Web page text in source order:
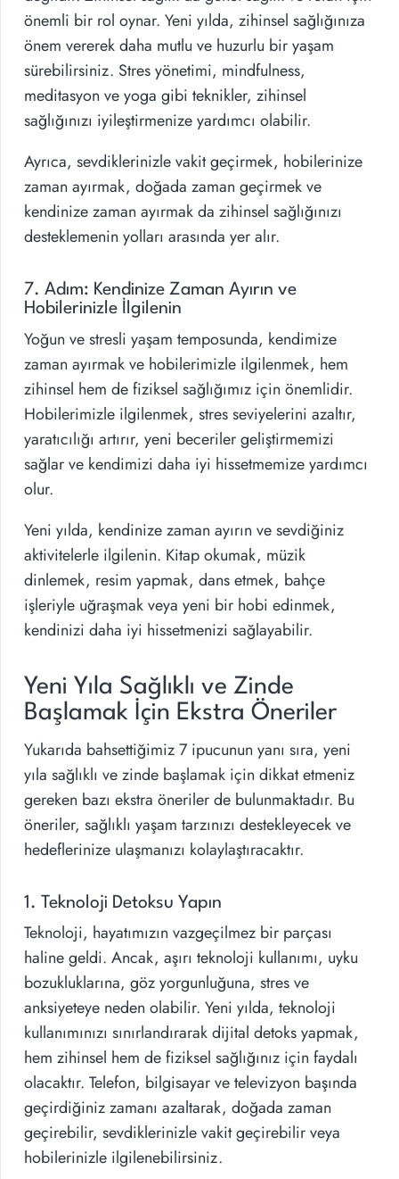
önemli bir rol oynar. Yeni yılda, zihinsel sağlığınıza
önem vererek daha mutlu ve huzurlu bir yaşam
sürebilirsiniz. Stres yönetimi, mindfulness,
meditasyon ve yoga gibi teknikler, zihinsel
sağlığınızı iyileştirmenize yardımcı olabilir.
Ayrıca, sevdiklerinizle vakit geçirmek, hobilerinize
zaman ayırmak, doğada zaman geçirmek ve
kendinize zaman ayırmak da zihinsel sağlığınızı
desteklemenin yolları arasında yer alır.
7. Adım: Kendinize Zaman Ayırın ve
Hobilerinizle İlgilenin
Yoğun ve stresli yaşam temposunda, kendimize
zaman ayırmak ve hobilerimizle ilgilenmek, hem
zihinsel hem de fiziksel sağlığımız için önemlidir.
Hobilerimizle ilgilenmek, stres seviyelerini azaltır,
yaratıcılığı artırır, yeni beceriler geliştirmemizi
sağlar ve kendimizi daha iyi hissetmemize yardımcı
olur.
Yeni yılda, kendinize zaman ayırın ve sevdiğiniz
aktivitelerle ilgilenin. Kitap okumak, müzik
dinlemek, resim yapmak, dans etmek, bahçe
işleriyle uğraşmak veya yeni bir hobi edinmek,
kendinizi daha iyi hissetmenizi sağlayabilir.
Yeni Yıla Sağlıklı ve Zinde
Başlamak İçin Ekstra Öneriler
Yukarıda bahsettiğimiz 7 ipucunun yanı sıra, yeni
yıla sağlıklı ve zinde başlamak için dikkat etmeniz
gereken bazı ekstra öneriler de bulunmaktadır. Bu
öneriler, sağlıklı yaşam tarzınızı destekleyecek ve
hedeflerinize ulaşmanızı kolaylaştıracaktır.
1. Teknoloji Detoksu Yapın
Teknoloji, hayatımızın vazgeçilmez bir parçası
haline geldi. Ancak, aşırı teknoloji kullanımı, uyku
bozukluklarına, göz yorgunluğuna, stres ve
anksiyeteye neden olabilir. Yeni yılda, teknoloji
kullanımınızı sınırlandırarak dijital detoks yapmak,
hem zihinsel hem de fiziksel sağlığınız için faydalı
olacaktır. Telefon, bilgisayar ve televizyon başında
geçirdiğiniz zamanı azaltarak, doğada zaman
geçirebilir, sevdiklerinizle vakit geçirebilir veya
hobilerinizle ilgilenebilirsiniz.